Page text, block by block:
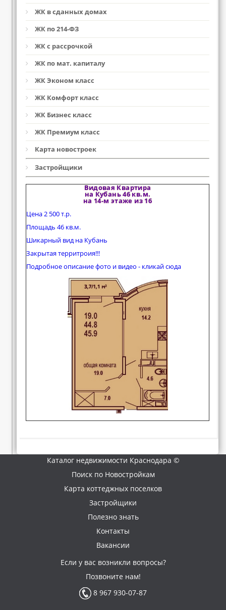
ЖК в сданных домах
ЖК по 214-ФЗ
ЖК с рассрочкой
ЖК по мат. капиталу
ЖК Эконом класс
ЖК Комфорт класс
ЖК Бизнес класс
ЖК Премиум класс
Карта новостроек
Застройщики
Видовая Квартира
на Кубань 46 кв.м.
на 14-м этаже из 16
Цена 2 500 т.р.
Площадь 46 кв.м.
Шикарный вид на Кубань
Закрытая территроия!!!
Подробное описание фото и видео - кликай сюда
Каталог недвижимости Краснодара ©
Поиск по Новостройкам
Карта коттеджных поселков
Застройщики
Полезно знать
Контакты
Вакансии
Если у вас возникли вопросы?
Позвоните нам!
8 967 930-07-87